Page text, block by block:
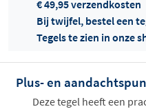
Offertes
ophalen...
€ 49,95 verzendkosten
Bij twijfel, bestel een
Tegels te zien in onze
Plus- en
Deze tegel heeft een